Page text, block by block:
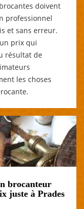
doivent
professionnel
et sans erreur.
prix qui
résultat de
les choses
brocanteur
juste à Prades